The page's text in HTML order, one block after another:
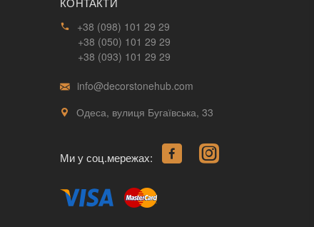
+38 (098) 101 29 29
+38 (050) 101 29 29
+38 (093) 101 29 29
info@decorstonehub.com
Одеса, вулиця Бугаївська, 33
Ми у соц.мережах: